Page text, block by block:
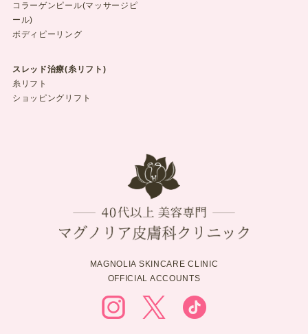
コラーゲンピール(マッサージピ
ール)
ボディピーリング
スレッド治療(糸リフト)
糸リフト
ショッピングリフト
MAGNOLIA SKINCARE CLINIC
OFFICIAL ACCOUNTS